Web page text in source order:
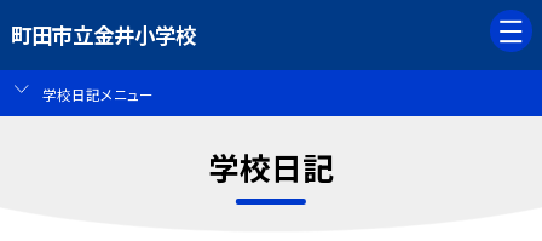
町田市立金井小学校
学校日記メニュー
学校日記